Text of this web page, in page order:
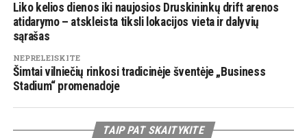
Liko kelios dienos iki naujosios Druskininkų drift arenos
atidarymo – atskleista tiksli lokacijos vieta ir dalyvių
sąrašas
NEPRELEISKITE
Šimtai vilniečių rinkosi tradicinėje šventėje „Business
Stadium“ promenadoje
TAIP PAT SKAITYKITE